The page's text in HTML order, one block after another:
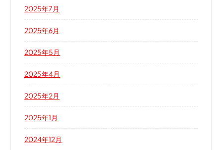
2025年7月
2025年6月
2025年5月
2025年4月
2025年2月
2025年1月
2024年12月